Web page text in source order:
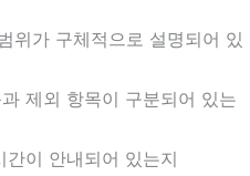
위가 구체적으로 설명되어 있
제외 항목이 구분되어 있는
이 안내되어 있는지